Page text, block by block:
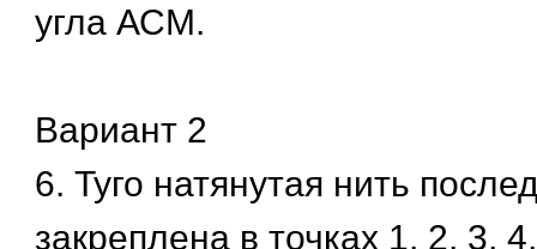
угла АСМ.
Вариант 2
6. Туго натянутая нить
закреплена в точках 1, 2, 3,